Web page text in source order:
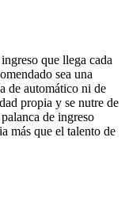
que llega cada
sea una
de automático ni de
propia y se nutre de
de ingreso
más que el talento de